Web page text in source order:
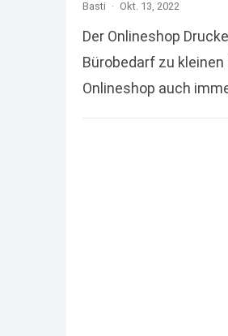
Basti · Okt. 13, 2022
Der Onlineshop
Bürobedarf zu
Onlineshop auch